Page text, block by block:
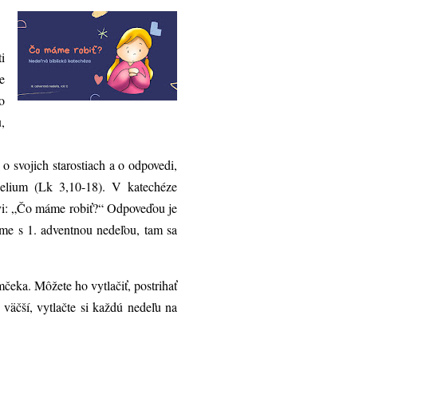
svojich starostiach a o odpovedi,
(Lk 3,10-18). V katechéze
„Čo máme robiť?“ Odpoveďou je
s 1. adventnou nedeľou, tam sa
Môžete ho vytlačiť, postrihať
vytlačte si každú nedeľu na